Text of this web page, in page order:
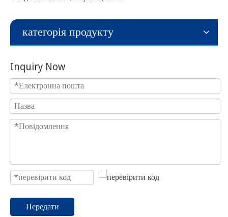
категорія продукту
Inquiry Now
Передати